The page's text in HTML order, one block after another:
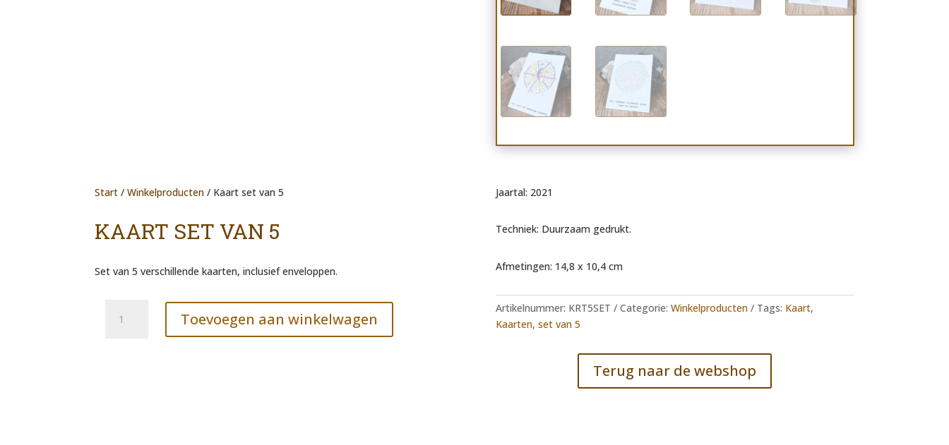
Start /Winkelproducten / Kaart set van 5
KAART SET VAN 5
Set van 5 verschillende kaarten, inclusief enveloppen.
Toevoegen aan winkelwagen
Jaartal: 2021
Techniek: Duurzaam gedrukt.
Afmetingen: 14,8 x 10,4 cm
Artikelnummer: KRT5SET Categorie: Winkelproducten Tags: Kaart,
Kaarten, set van 5
Terug naar de webshop